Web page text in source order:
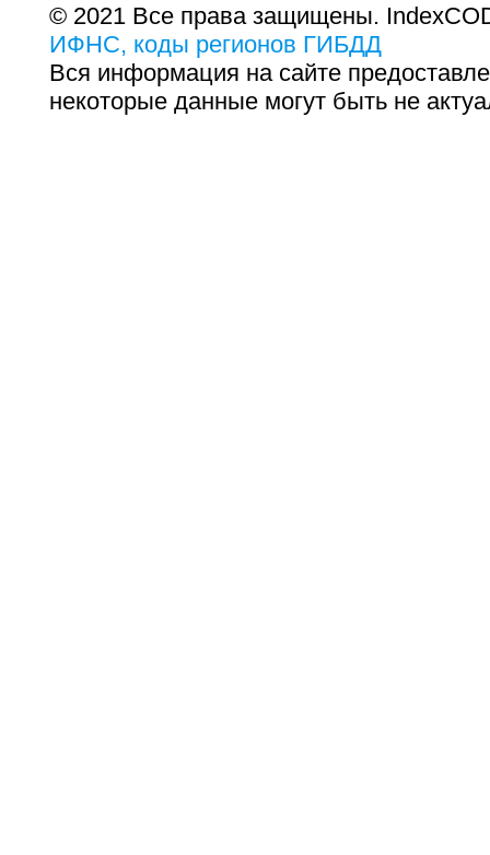
© 2021 Все права защищены.
ИФНС, коды регионов ГИБДД
Вся информация на сайте
некоторые данные могут быть не